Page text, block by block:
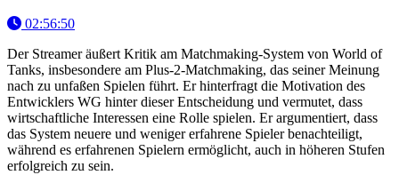
02:56:50
Der Streamer äußert Kritik am Matchmaking-System von World of
Tanks, insbesondere am Plus-2-Matchmaking, das seiner Meinung
nach zu unfaßen Spielen führt. Er hinterfragt die Motivation des
Entwicklers WG hinter dieser Entscheidung und vermutet, dass
wirtschaftliche Interessen eine Rolle spielen. Er argumentiert, dass
das System neuere und weniger erfahrene Spieler benachteiligt,
während es erfahrenen Spielern ermöglicht, auch in höheren Stufen
erfolgreich zu sein.